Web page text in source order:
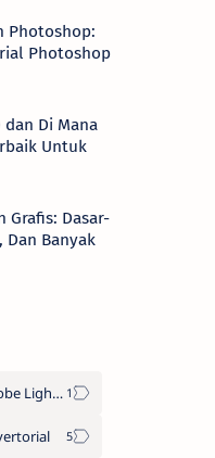
Photoshop:
Photoshop
dan Di Mana
Untuk
Grafis: Dasar-
Dan Banyak
Adobe Lightroom